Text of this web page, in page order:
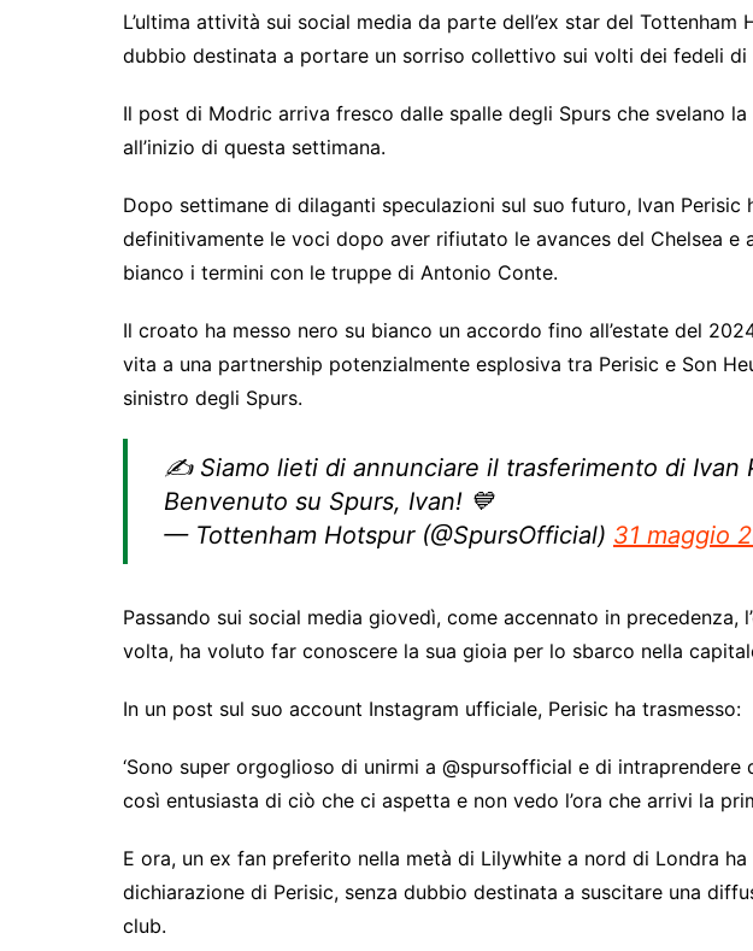
L’ultima attività sui social media da parte dell’ex star del Tottenham
dubbio destinata a portare un sorriso collettivo sui volti dei fedeli di
Il post di Modric arriva fresco dalle spalle degli Spurs che svelano
all’inizio di questa settimana.
Dopo settimane di dilaganti speculazioni sul suo futuro, Ivan Perisic
definitivamente le voci dopo aver rifiutato le avances del Chelsea e
bianco i termini con le truppe di Antonio Conte.
Il croato ha messo nero su bianco un accordo fino all’estate del
vita a una partnership potenzialmente esplosiva tra Perisic e Son
sinistro degli Spurs.
✍️ Siamo lieti di annunciare il trasferimento di Ivan
Benvenuto su Spurs, Ivan! 💙
— Tottenham Hotspur (@SpursOfficial) 31 maggio
Passando sui social media giovedì, come accennato in precedenza,
volta, ha voluto far conoscere la sua gioia per lo sbarco nella
In un post sul suo account Instagram ufficiale, Perisic ha trasmesso:
‘Sono super orgoglioso di unirmi a @spursofficial e di intraprendere
così entusiasta di ciò che ci aspetta e non vedo l’ora che arrivi la
E ora, un ex fan preferito nella metà di Lilywhite a nord di Londra
dichiarazione di Perisic, senza dubbio destinata a suscitare una
club.